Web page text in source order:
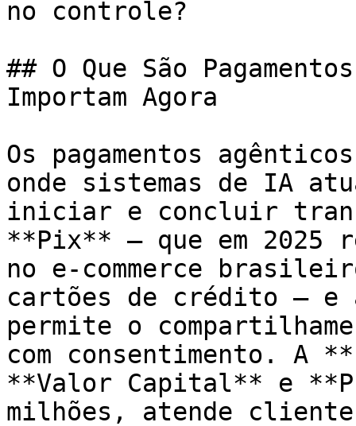
no controle?
## O Que São
Importam Agora
Os pagamentos
onde sistemas de IA
iniciar e concluir
**Pix** — que em 2025
no e-commerce
cartões de crédito — e
permite o
com consentimento.
**Valor Capital** e
milhões, atende